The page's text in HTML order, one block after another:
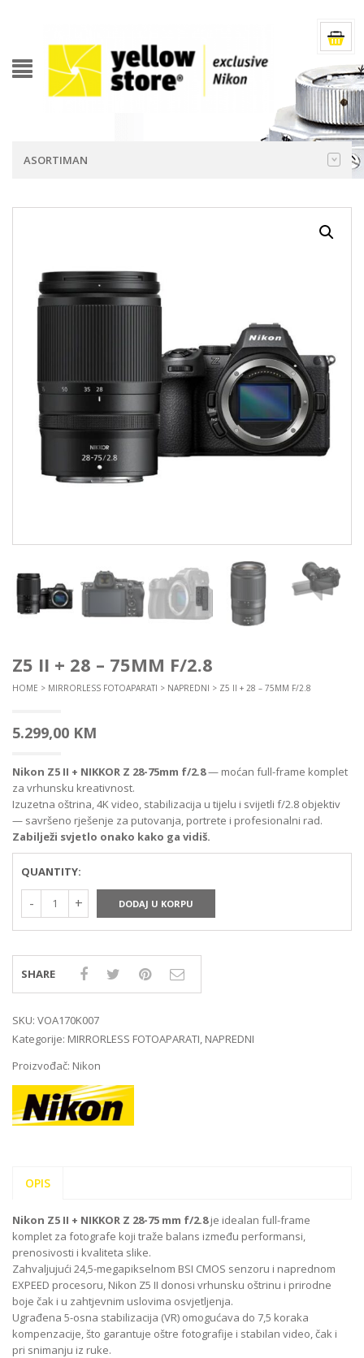
ASORTIMAN
Z5 II + 28 – 75MM F/2.8
HOME > MIRRORLESS FOTOAPARATI > NAPREDNI > Z5 II + 28 – 75MM F/2.8
5.299,00 KM
Nikon Z5 II + NIKKOR Z 28-75mm f/2.8— moćan full-frame komplet
za vrhunsku kreativnost.
Izuzetna oštrina, 4K video, stabilizacija u tijelu i svijetli f/2.8 objektiv
— savršeno rješenje za putovanja, portrete i profesionalni rad.
Zabilježi svjetlo onako kako ga vidiš.
QUANTITY:
DODAJ U KORPU
SHARE
SKU: VOA170K007
Kategorije: MIRRORLESS FOTOAPARATI NAPREDNI
Proizvođač: Nikon
OPIS
Nikon Z5 II + NIKKOR Z 28-75 mm f/2.8je idealan full-frame
komplet za fotografe koji traže balans između performansi,
prenosivosti i kvaliteta slike.
Zahvaljujući 24,5-megapikselnom BSI CMOS senzoru i naprednom
EXPEED procesoru, Nikon Z5 II donosi vrhunsku oštrinu i prirodne
boje čak i u zahtjevnim uslovima osvjetljenja.
Ugrađena 5-osna stabilizacija (VR) omogućava do 7,5 koraka
kompenzacije, što garantuje oštre fotografije i stabilan video, čak i
pri snimanju iz ruke.